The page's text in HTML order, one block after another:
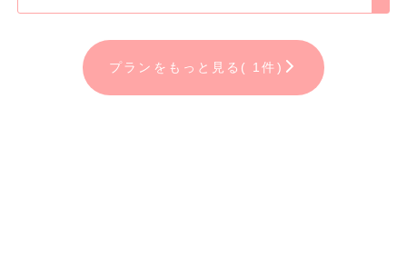
プランをもっと見る( 1件)